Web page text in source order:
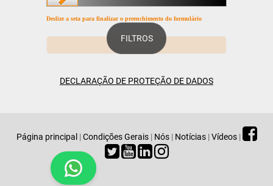
FILTROS
Deslize a seta para finalizar o preenchimento do formulário
DECLARAÇÃO DE PROTEÇÃO DE DADOS
Página principal | Condições Gerais | Nós | Notícias | Vídeos |